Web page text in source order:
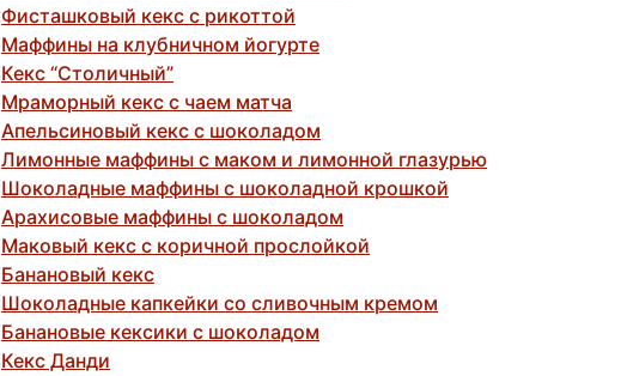
Фисташковый кекс с рикоттой
Маффины на клубничном йогурте
Кекс “Столичный”
Мраморный кекс с чаем матча
Апельсиновый кекс с шоколадом
Лимонные маффины с маком и лимонной глазурью
Шоколадные маффины с шоколадной крошкой
Арахисовые маффины с шоколадом
Маковый кекс с коричной прослойкой
Банановый кекс
Шоколадные капкейки со сливочным кремом
Банановые кексики с шоколадом
Кекс Данди